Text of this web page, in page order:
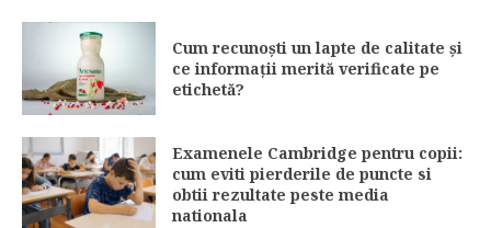
Cum recunoști un lapte de calitate și
ce informații merită verificate pe
etichetă?
Examenele Cambridge pentru copii:
cum eviti pierderile de puncte si
obtii rezultate peste media
nationala